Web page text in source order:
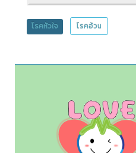
โรคหัวใจ โรคอ้วน